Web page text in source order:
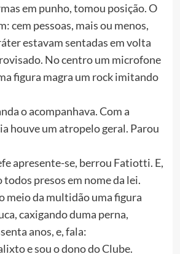
em punho, tomou posição. O
cem pessoas, mais ou menos,
estavam sentadas em volta
No centro um microfone
figura magra um rock imitando
o acompanhava. Com a
houve um atropelo geral. Parou
apresente-se, berrou Fatiotti. E,
presos em nome da lei.
meio da multidão uma figura
caxigando duma perna,
anos, e, fala:
e sou o dono do Clube.